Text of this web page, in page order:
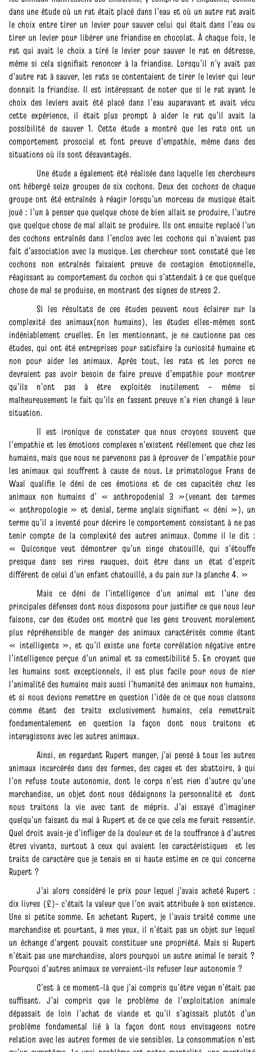
dans une étude où un rat était placé dans l’eau et où un autre rat avait
le choix entre tirer un levier pour sauver celui qui était dans l’eau ou
tirer un levier pour libérer une friandise en chocolat. À chaque fois, le
rat qui avait le choix a tiré le levier pour sauver le rat en détresse,
même si cela signifiait renoncer à la friandise. Lorsqu’il n’y avait pas
d’autre rat à sauver, les rats se contentaient de tirer le levier qui leur
donnait la friandise. Il est intéressant de noter que si le rat ayant le
choix des leviers avait été placé dans l’eau auparavant et avait vécu
cette expérience, il était plus prompt à aider le rat qu’il avait la
possibilité de sauver 1. Cette étude a montré que les rats ont un
comportement prosocial et font preuve d’empathie, même dans des
situations où ils sont désavantagés.
Une étude a également été réalisée dans laquelle les chercheurs
ont hébergé seize groupes de six cochons. Deux des cochons de chaque
groupe ont été entraînés à réagir lorsqu’un morceau de musique était
joué : l’un à penser que quelque chose de bien allait se produire, l’autre
que quelque chose de mal allait se produire. Ils ont ensuite replacé l’un
des cochons entraînés dans l’enclos avec les cochons qui n’avaient pas
fait d’association avec la musique. Les chercheur sont constaté que les
cochons non entraînés faisaient preuve de contagion émotionnelle,
réagissant au comportement du cochon qui s’attendait à ce que quelque
chose de mal se produise, en montrant des signes de stress 2.
Si les résultats de ces études peuvent nous éclairer sur la
complexité des animaux(non humains), les études elles-mêmes sont
indéniablement cruelles. En les mentionnant, je ne cautionne pas ces
études, qui ont été entreprises pour satisfaire la curiosité humaine et
non pour aider les animaux. Après tout, les rats et les porcs ne
devraient pas avoir besoin de faire preuve d’empathie pour montrer
qu’ils n’ont pas à être exploités inutilement – même si
malheureusement le fait qu’ils en fassent preuve n’a rien changé à leur
situation.
Il est ironique de constater que nous croyons souvent que
l’empathie et les émotions complexes n’existent réellement que chez les
humains, mais que nous ne parvenons pas à éprouver de l’empathie pour
les animaux qui souffrent à cause de nous. Le primatologue Frans de
Waal qualifie le déni de ces émotions et de ces capacités chez les
animaux non humains d’ « anthropodenial 3 »(venant des termes
« anthropologie » et denial, terme anglais signifiant « déni »), un
terme qu’il a inventé pour décrire le comportement consistant à ne pas
tenir compte de la complexité des autres animaux. Comme il le dit :
« Quiconque veut démontrer qu’un singe chatouillé, qui s’étouffe
presque dans ses rires rauques, doit être dans un état d’esprit
différent de celui d’un enfant chatouillé, a du pain sur la planche 4. »
Mais ce déni de l’intelligence d’un animal est l’une des
principales défenses dont nous disposons pour justifier ce que nous leur
faisons, car des études ont montré que les gens trouvent moralement
plus répréhensible de manger des animaux caractérisés comme étant
« intelligents », et qu’il existe une forte corrélation négative entre
l’intelligence perçue d’un animal et sa comestibilité 5. En croyant que
les humains sont exceptionnels, il est plus facile pour nous de nier
l’animalité des humains mais aussi l’humanité des animaux non humains,
et si nous devions remettre en question l’idée de ce que nous classons
comme étant des traits exclusivement humains, cela remettrait
fondamentalement en question la façon dont nous traitons et
interagissons avec les autres animaux.
Ainsi, en regardant Rupert manger, j’ai pensé à tous les autres
animaux incarcérés dans des fermes, des cages et des abattoirs, à qui
l’on refuse toute autonomie, dont le corps n’est rien d’autre qu’une
marchandise, un objet dont nous dédaignons la personnalité et dont
nous traitons la vie avec tant de mépris. J’ai essayé d’imaginer
quelqu’un faisant du mal à Rupert et de ce que cela me ferait ressentir.
Quel droit avais-je d’infliger de la douleur et de la souffrance à d’autres
êtres vivants, surtout à ceux qui avaient les caractéristiques et les
traits de caractère que je tenais en si haute estime en ce qui concerne
Rupert ?
J’ai alors considéré le prix pour lequel j’avais acheté Rupert :
dix livres (£)– c’était la valeur que l’on avait attribuée à son existence.
Une si petite somme. En achetant Rupert, je l’avais traité comme une
marchandise et pourtant, à mes yeux, il n’était pas un objet sur lequel
un échange d’argent pouvait constituer une propriété. Mais si Rupert
n’était pas une marchandise, alors pourquoi un autre animal le serait ?
Pourquoi d’autres animaux se verraient-ils refuser leur autonomie ?
C’est à ce moment-là que j’ai compris qu’être vegan n’était pas
suffisant. J’ai compris que le problème de l’exploitation animale
dépassait de loin l’achat de viande et qu’il s’agissait plutôt d’un
problème fondamental lié à la façon dont nous envisageons notre
relation avec les autres formes de vie sensibles. La consommation n’est